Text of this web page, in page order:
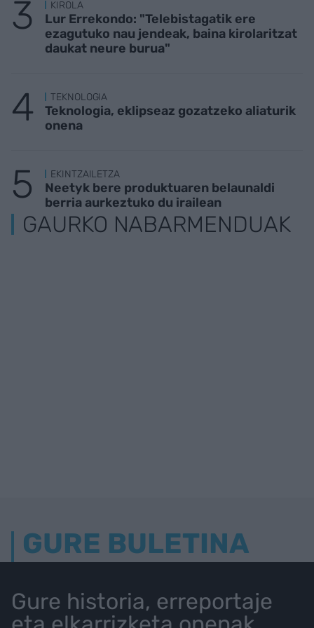
KIROLA
Lur Errekondo: "Telebistagatik ere
ezagutuko nau jendeak, baina kirolaritzat
daukat neure burua"
TEKNOLOGIA
Teknologia, eklipseaz gozatzeko aliaturik
onena
EKINTZAILETZA
Neetyk bere produktuaren belaunaldi
berria aurkeztuko du irailean
GAURKO NABARMENDUAK
GURE BULETINA
Gure historia, erreportaje